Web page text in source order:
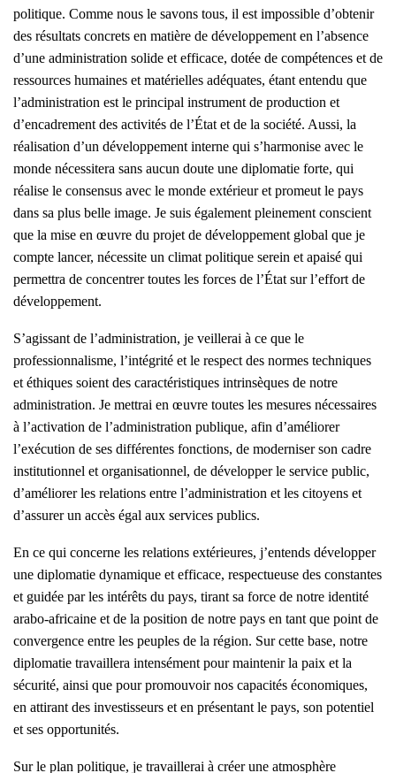
politique. Comme nous le savons tous, il est impossible d’obtenir
des résultats concrets en matière de développement en l’absence
d’une administration solide et efficace, dotée de compétences et de
ressources humaines et matérielles adéquates, étant entendu que
l’administration est le principal instrument de production et
d’encadrement des activités de l’État et de la société. Aussi, la
réalisation d’un développement interne qui s’harmonise avec le
monde nécessitera sans aucun doute une diplomatie forte, qui
réalise le consensus avec le monde extérieur et promeut le pays
dans sa plus belle image. Je suis également pleinement conscient
que la mise en œuvre du projet de développement global que je
compte lancer, nécessite un climat politique serein et apaisé qui
permettra de concentrer toutes les forces de l’État sur l’effort de
développement.
S’agissant de l’administration, je veillerai à ce que le
professionnalisme, l’intégrité et le respect des normes techniques
et éthiques soient des caractéristiques intrinsèques de notre
administration. Je mettrai en œuvre toutes les mesures nécessaires
à l’activation de l’administration publique, afin d’améliorer
l’exécution de ses différentes fonctions, de moderniser son cadre
institutionnel et organisationnel, de développer le service public,
d’améliorer les relations entre l’administration et les citoyens et
d’assurer un accès égal aux services publics.
En ce qui concerne les relations extérieures, j’entends développer
une diplomatie dynamique et efficace, respectueuse des constantes
et guidée par les intérêts du pays, tirant sa force de notre identité
arabo-africaine et de la position de notre pays en tant que point de
convergence entre les peuples de la région. Sur cette base, notre
diplomatie travaillera intensément pour maintenir la paix et la
sécurité, ainsi que pour promouvoir nos capacités économiques,
en attirant des investisseurs et en présentant le pays, son potentiel
et ses opportunités.
Sur le plan politique, je travaillerai à créer une atmosphère